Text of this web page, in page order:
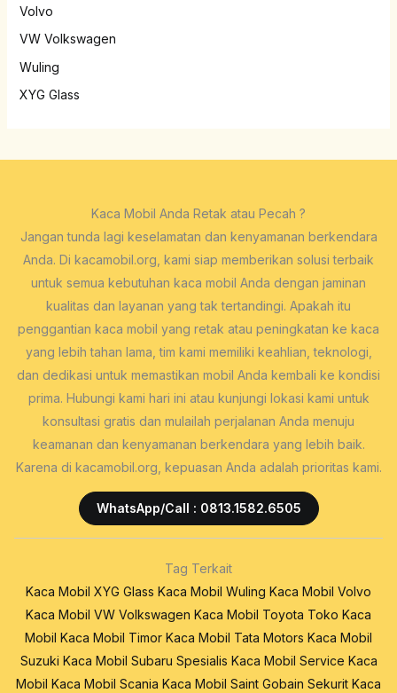
Volvo
VW Volkswagen
Wuling
XYG Glass
Kaca Mobil Anda Retak atau Pecah ?
Jangan tunda lagi keselamatan dan kenyamanan berkendara
Anda. Di kacamobil.org, kami siap memberikan solusi terbaik
untuk semua kebutuhan kaca mobil Anda dengan jaminan
kualitas dan layanan yang tak tertandingi. Apakah itu
penggantian kaca mobil yang retak atau peningkatan ke kaca
yang lebih tahan lama, tim kami memiliki keahlian, teknologi,
dan dedikasi untuk memastikan mobil Anda kembali ke kondisi
prima. Hubungi kami hari ini atau kunjungi lokasi kami untuk
konsultasi gratis dan mulailah perjalanan Anda menuju
keamanan dan kenyamanan berkendara yang lebih baik.
Karena di kacamobil.org, kepuasan Anda adalah prioritas kami.
WhatsApp/Call : 0813.1582.6505
Tag Terkait
Kaca Mobil XYG Glass Kaca Mobil Wuling Kaca Mobil Volvo
Kaca Mobil VW Volkswagen Kaca Mobil Toyota Toko Kaca
Mobil Kaca Mobil Timor Kaca Mobil Tata Motors Kaca Mobil
Suzuki Kaca Mobil Subaru Spesialis Kaca Mobil Service Kaca
Mobil Kaca Mobil Scania Kaca Mobil Saint Gobain Sekurit Kaca